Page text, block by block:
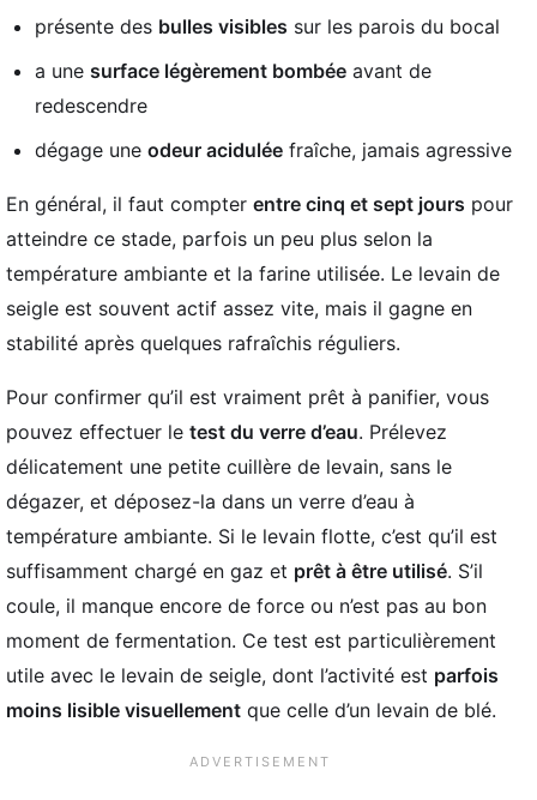
présente des bulles visibles sur les parois du bocal
a une surface légèrement bombée avant de
redescendre
dégage une odeur acidulée fraîche, jamais agressive
En général, il faut compter entre cinq et sept jours pour
atteindre ce stade, parfois un peu plus selon la
température ambiante et la farine utilisée. Le levain de
seigle est souvent actif assez vite, mais il gagne en
stabilité après quelques rafraîchis réguliers.
Pour confirmer qu’il est vraiment prêt à panifier, vous
pouvez effectuer le test du verre d’eau. Prélevez
délicatement une petite cuillère de levain, sans le
dégazer, et déposez-la dans un verre d’eau à
température ambiante. Si le levain flotte, c’est qu’il est
suffisamment chargé en gaz et prêt à être utilisé. S’il
coule, il manque encore de force ou n’est pas au bon
moment de fermentation. Ce test est particulièrement
utile avec le levain de seigle, dont l’activité est parfois
moins lisible visuellement que celle d’un levain de blé.